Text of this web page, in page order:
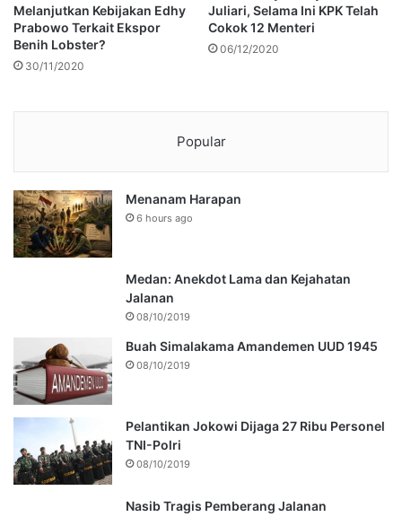
Melanjutkan Kebijakan Edhy
Prabowo Terkait Ekspor
Benih Lobster?
30/11/2020
Juliari, Selama Ini KPK Telah
Cokok 12 Menteri
06/12/2020
Popular
Menanam Harapan
6 hours ago
Medan: Anekdot Lama dan Kejahatan
Jalanan
08/10/2019
Buah Simalakama Amandemen UUD 1945
08/10/2019
Pelantikan Jokowi Dijaga 27 Ribu Personel
TNI-Polri
08/10/2019
Nasib Tragis Pemberang Jalanan